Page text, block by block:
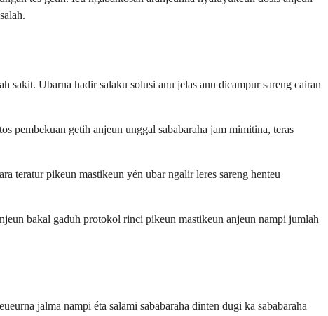
sakit. Ubarna hadir salaku solusi anu jelas anu dicampur sareng cairan
pembekuan getih anjeun unggal sababaraha jam mimitina, teras
teratur pikeun mastikeun yén ubar ngalir leres sareng henteu
bakal gaduh protokol rinci pikeun mastikeun anjeun nampi jumlah
jalma nampi éta salami sababaraha dinten dugi ka sababaraha